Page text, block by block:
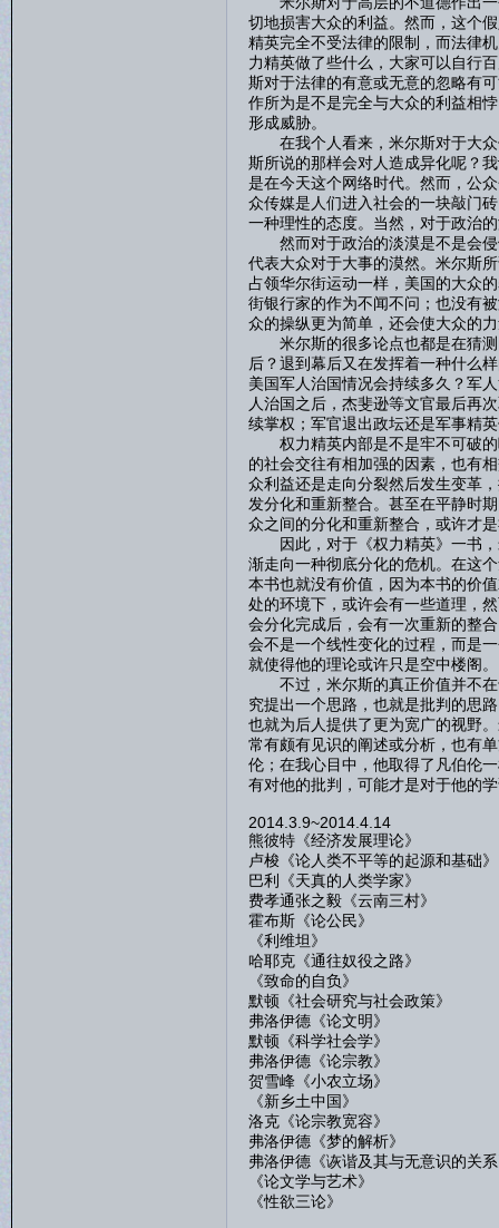
切地损害大众的利益。然而，这个
精英完全不受法律的限制，而法律
力精英做了些什么，大家可以自行
斯对于法律的有意或无意的忽略有
作所为是不是完全与大众的利益相
形成威胁。
在我个人看来，米尔斯对于大众
斯所说的那样会对人造成异化呢？
是在今天这个网络时代。然而，公
众传媒是人们进入社会的一块敲门
一种理性的态度。当然，对于政治
然而对于政治的淡漠是不是会侵
代表大众对于大事的漠然。米尔斯
占领华尔街运动一样，美国的大众
街银行家的作为不闻不问；也没有
众的操纵更为简单，还会使大众的
米尔斯的很多论点也都是在猜测
后？退到幕后又在发挥着一种什么
美国军人治国情况会持续多久？军
人治国之后，杰斐逊等文官最后再
续掌权；军官退出政坛还是军事精
权力精英内部是不是牢不可破的
的社会交往有相加强的因素，也有
众利益还是走向分裂然后发生变革
发分化和重新整合。甚至在平静时
众之间的分化和重新整合，或许才
因此，对于《权力精英》一书，
渐走向一种彻底分化的危机。在这
本书也就没有价值，因为本书的价
处的环境下，或许会有一些道理，
会分化完成后，会有一次重新的整
会不是一个线性变化的过程，而是
就使得他的理论或许只是空中楼阁。
不过，米尔斯的真正价值并不在
究提出一个思路，也就是批判的思
也就为后人提供了更为宽广的视野
常有颇有见识的阐述或分析，也有
伦；在我心目中，他取得了凡伯伦
有对他的批判，可能才是对于他的
2014.3.9~2014.4.14
熊彼特《经济发展理论》
卢梭《论人类不平等的起源和基础》
巴利《天真的人类学家》
费孝通张之毅《云南三村》
霍布斯《论公民》
《利维坦》
哈耶克《通往奴役之路》
《致命的自负》
默顿《社会研究与社会政策》
弗洛伊德《论文明》
默顿《科学社会学》
弗洛伊德《论宗教》
贺雪峰《小农立场》
《新乡土中国》
洛克《论宗教宽容》
弗洛伊德《梦的解析》
弗洛伊德《诙谐及其与无意识的关
《论文学与艺术》
《性欲三论》